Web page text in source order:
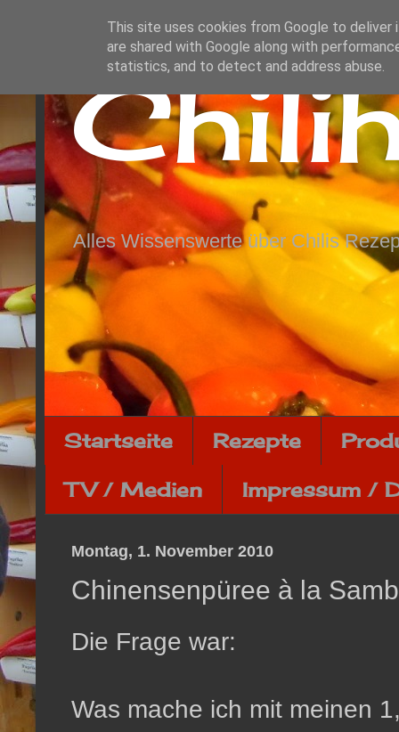
Alles Wissenswerte über Chilis
Startseite Rezepte
TV / Medien Impressum /
Montag, 1. November 2010
Chinensenpüree à la
Die Frage war:
Was mache ich mit meinen
This site uses cookies from Google to deliver
are shared with Google along with
statistics, and to detect and address abuse.